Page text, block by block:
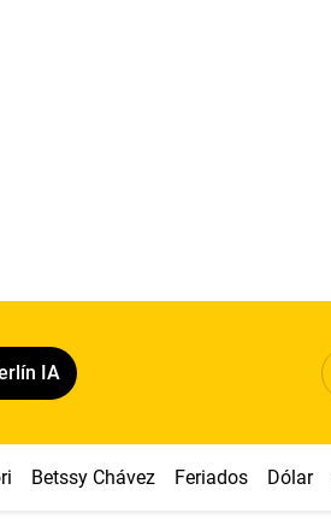
IA
Betssy Chávez Feriados Dólar